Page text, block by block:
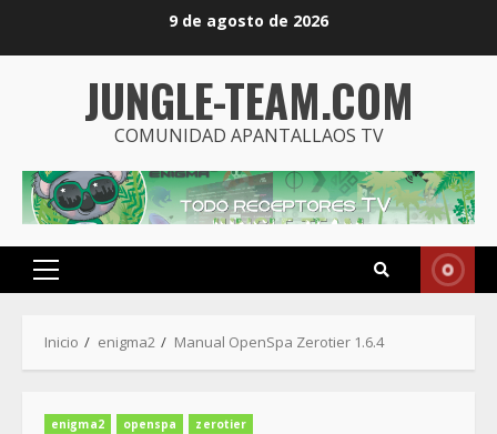
9 de agosto de 2026
JUNGLE-TEAM.COM
COMUNIDAD APANTALLAOS TV
Menú
Inicio enigma2 Manual OpenSpa Zerotier 1.6.4
enigma2 openspa zerotier